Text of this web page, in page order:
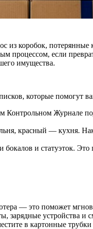
из коробок,
если
имущества.
которые помогут
Контрольном Журнале
красный — кухня.
и статуэток.
— это поможет
зарядные устройства и
в картонные